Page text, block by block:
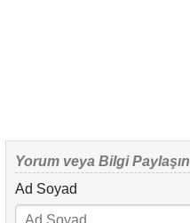
Yorum veya Bilgi Paylaşın
Ad Soyad